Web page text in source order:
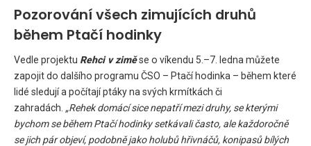
Pozorování všech zimujících druhů
během Ptačí hodinky
Vedle projektu Rehci v ziměse o víkendu 5.–7. ledna můžete
zapojit do dalšího programu ČSO – Ptačí hodinka – během které
lidé sledují a počítají ptáky na svých krmítkách či
zahradách. „Rehek domácí sice nepatří mezi druhy, se kterými
bychom se během Ptačí hodinky setkávali často, ale každoročně
se jich pár objeví, podobně jako holubů hřivnáčů, konipasů bílých